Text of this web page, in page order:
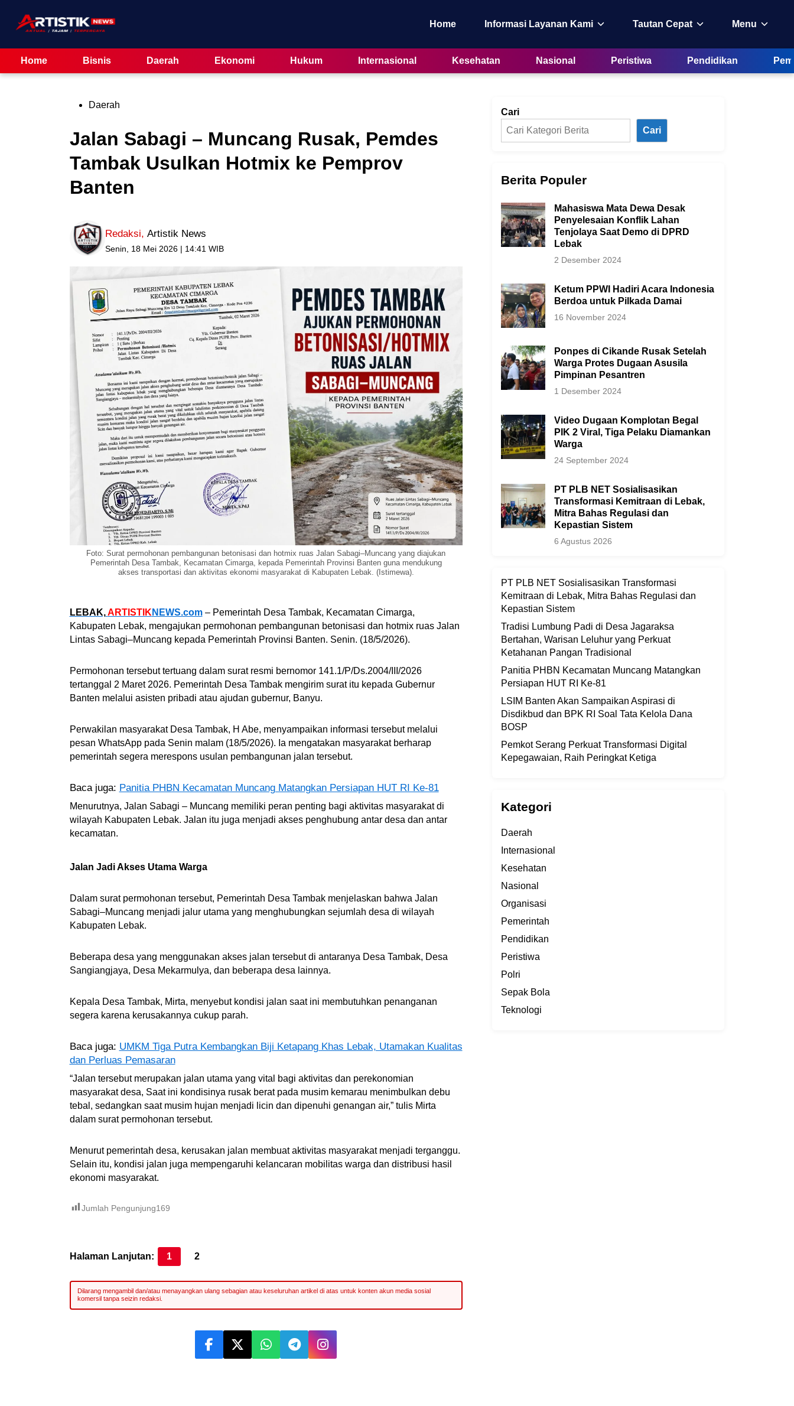
content
Home Informasi Layanan Kami Tautan Cepat Menu
Home Bisnis Daerah Ekonomi Hukum Internasional Kesehatan Nasional Peristiwa Pendidikan
PostedDaerah
Jalan Sabagi – Muncang Rusak, Pemdes
Tambak Usulkan Hotmix ke Pemprov
Banten
Redaksi, Artistik News
Senin, 18 Mei 2026 | 14:41 WIB
Foto: Surat permohonan pembangunan betonisasi dan hotmix ruas Jalan Sabagi–Muncang yang diajukan
Pemerintah Desa Tambak, Kecamatan Cimarga, kepada Pemerintah Provinsi Banten guna mendukung
akses transportasi dan aktivitas ekonomi masyarakat di Kabupaten Lebak. (Istimewa).
LEBAK, ARTISTIK NEWS.com– Pemerintah Desa Tambak, Kecamatan Cimarga,
Kabupaten Lebak, mengajukan permohonan pembangunan betonisasi dan hotmix ruas Jalan
Lintas Sabagi–Muncang kepada Pemerintah Provinsi Banten. Senin. (18/5/2026).
Permohonan tersebut tertuang dalam surat resmi bernomor 141.1/P/Ds.2004/III/2026
tertanggal 2 Maret 2026. Pemerintah Desa Tambak mengirim surat itu kepada Gubernur
Banten melalui asisten pribadi atau ajudan gubernur, Banyu.
Perwakilan masyarakat Desa Tambak, H Abe, menyampaikan informasi tersebut melalui
pesan WhatsApp pada Senin malam (18/5/2026). Ia mengatakan masyarakat berharap
pemerintah segera merespons usulan pembangunan jalan tersebut.
Baca juga: Panitia PHBN Kecamatan Muncang Matangkan Persiapan HUT RI Ke-81
Menurutnya, Jalan Sabagi – Muncang memiliki peran penting bagi aktivitas masyarakat di
wilayah Kabupaten Lebak. Jalan itu juga menjadi akses penghubung antar desa dan antar
kecamatan.
Jalan Jadi Akses Utama Warga
Dalam surat permohonan tersebut, Pemerintah Desa Tambak menjelaskan bahwa Jalan
Sabagi–Muncang menjadi jalur utama yang menghubungkan sejumlah desa di wilayah
Kabupaten Lebak.
Beberapa desa yang menggunakan akses jalan tersebut di antaranya Desa Tambak, Desa
Sangiangjaya, Desa Mekarmulya, dan beberapa desa lainnya.
Kepala Desa Tambak, Mirta, menyebut kondisi jalan saat ini membutuhkan penanganan
segera karena kerusakannya cukup parah.
Baca juga: UMKM Tiga Putra Kembangkan Biji Ketapang Khas Lebak, Utamakan Kualitas
dan Perluas Pemasaran
“Jalan tersebut merupakan jalan utama yang vital bagi aktivitas dan perekonomian
masyarakat desa, Saat ini kondisinya rusak berat pada musim kemarau menimbulkan debu
tebal, sedangkan saat musim hujan menjadi licin dan dipenuhi genangan air,” tulis Mirta
dalam surat permohonan tersebut.
Menurut pemerintah desa, kerusakan jalan membuat aktivitas masyarakat menjadi terganggu.
Selain itu, kondisi jalan juga mempengaruhi kelancaran mobilitas warga dan distribusi hasil
ekonomi masyarakat.
Jumlah Pengunjung169
Halaman Lanjutan: 1 2
Cari
Cari
Berita Populer
Mahasiswa Mata Dewa Desak
Penyelesaian Konflik Lahan
Tenjolaya Saat Demo di DPRD
Lebak
2 Desember 2024
Ketum PPWI Hadiri Acara Indonesia
Berdoa untuk Pilkada Damai
16 November 2024
Ponpes di Cikande Rusak Setelah
Warga Protes Dugaan Asusila
Pimpinan Pesantren
1 Desember 2024
Video Dugaan Komplotan Begal
PIK 2 Viral, Tiga Pelaku Diamankan
Warga
24 September 2024
PT PLB NET Sosialisasikan
Transformasi Kemitraan di Lebak,
Mitra Bahas Regulasi dan
Kepastian Sistem
6 Agustus 2026
PT PLB NET Sosialisasikan Transformasi
Kemitraan di Lebak, Mitra Bahas Regulasi dan
Kepastian Sistem
Tradisi Lumbung Padi di Desa Jagaraksa
Bertahan, Warisan Leluhur yang Perkuat
Ketahanan Pangan Tradisional
Panitia PHBN Kecamatan Muncang Matangkan
Persiapan HUT RI Ke-81
LSIM Banten Akan Sampaikan Aspirasi di
Disdikbud dan BPK RI Soal Tata Kelola Dana
BOSP
Pemkot Serang Perkuat Transformasi Digital
Kepegawaian, Raih Peringkat Ketiga
Kategori
Daerah
Internasional
Kesehatan
Nasional
Organisasi
Pemerintah
Pendidikan
Peristiwa
Polri
Sepak Bola
Teknologi